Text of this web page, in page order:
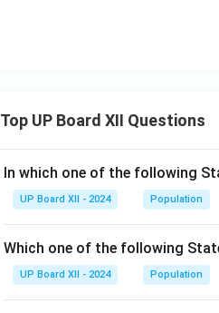
Top UP Board XII Questions
In which one of the following
UP Board XII - 2024 Population
Which one of the following
UP Board XII - 2024 Population